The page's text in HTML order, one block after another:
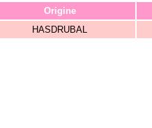
Origine
HASDRUBAL